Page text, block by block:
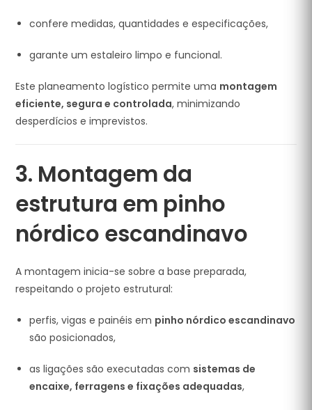
confere medidas, quantidades e especificações,
garante um estaleiro limpo e funcional.
Este planeamento logístico permite uma montagem
eficiente, segura e controlada, minimizando
desperdícios e imprevistos.
3. Montagem da
estrutura em pinho
nórdico escandinavo
A montagem inicia-se sobre a base preparada,
respeitando o projeto estrutural:
perfis, vigas e painéis em pinho nórdico escandinavo
são posicionados,
as ligações são executadas com sistemas de
encaixe, ferragens e fixações adequadas,